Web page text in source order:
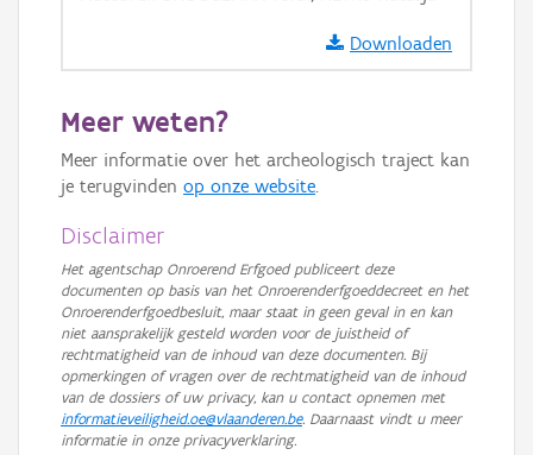
Downloaden
Meer weten?
Meer informatie over het archeologisch traject kan
je terugvinden op onze website.
Disclaimer
Het agentschap Onroerend Erfgoed publiceert deze
documenten op basis van het Onroerenderfgoeddecreet en het
Onroerenderfgoedbesluit, maar staat in geen geval in en kan
niet aansprakelijk gesteld worden voor de juistheid of
rechtmatigheid van de inhoud van deze documenten. Bij
opmerkingen of vragen over de rechtmatigheid van de inhoud
van de dossiers of uw privacy, kan u contact opnemen met
informatieveiligheid.oe@vlaanderen.be. Daarnaast vindt u meer
informatie in onze privacyverklaring.